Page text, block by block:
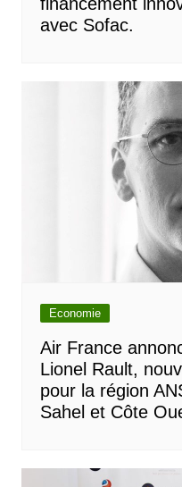
avec Sofac.
Economie
Air France
Lionel Rault,
pour la région
Sahel et Côte